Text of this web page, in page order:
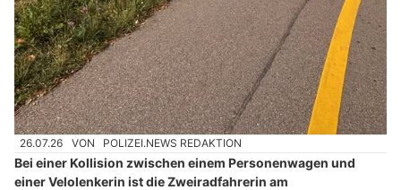
26.07.26 VON POLIZEI.NEWS REDAKTION
Bei einer Kollision zwischen einem Personenwagen und
einer Velolenkerin ist die Zweiradfahrerin am